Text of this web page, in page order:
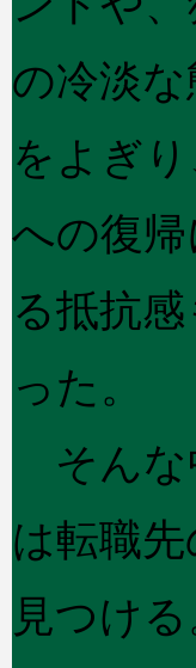
の冷淡
をよぎ
への復
る抵抗
った。
そんな
は転職
見つけ